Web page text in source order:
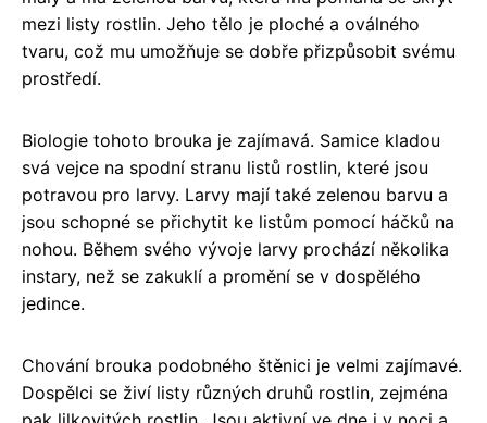
mezi listy rostlin. Jeho tělo je ploché a oválného
tvaru, což mu umožňuje se dobře přizpůsobit svému
prostředí.
Biologie tohoto brouka je zajímavá. Samice kladou
svá vejce na spodní stranu listů rostlin, které jsou
potravou pro larvy. Larvy mají také zelenou barvu a
jsou schopné se přichytit ke listům pomocí háčků na
nohou. Během svého vývoje larvy prochází několika
instary, než se zakuklí a promění se v dospělého
jedince.
Chování brouka podobného štěnici je velmi zajímavé.
Dospělci se živí listy různých druhů rostlin, zejména